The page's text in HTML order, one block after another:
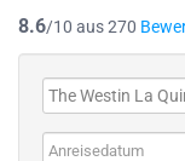
8.6/10 aus 270